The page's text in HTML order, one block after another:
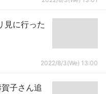
見に行った
2022/8/3(We) 13:00
子さん追